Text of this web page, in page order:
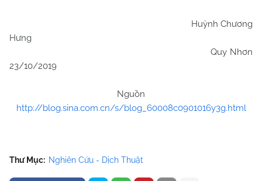
Huỳnh Chương
Hưng
Quy Nhơn
23/10/2019
Nguồn
http://blog.sina.com.cn/s/blog_60008c0901016y3g.html
Thư Mục: Nghiên Cứu - Dịch Thuật